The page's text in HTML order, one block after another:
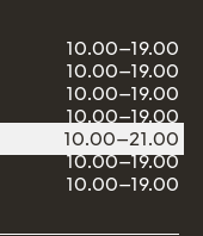
10.00–19.00
10.00–19.00
10.00–19.00
10.00–19.00
10.00–21.00
10.00–19.00
10.00–19.00